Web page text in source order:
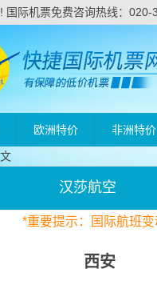
国际机票免费咨询热线：020-
欧洲特价 非洲特价
汉莎航空
*重要提示：国际航班
西安